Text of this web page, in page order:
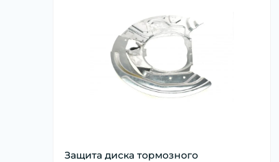
Защита диска тормозного